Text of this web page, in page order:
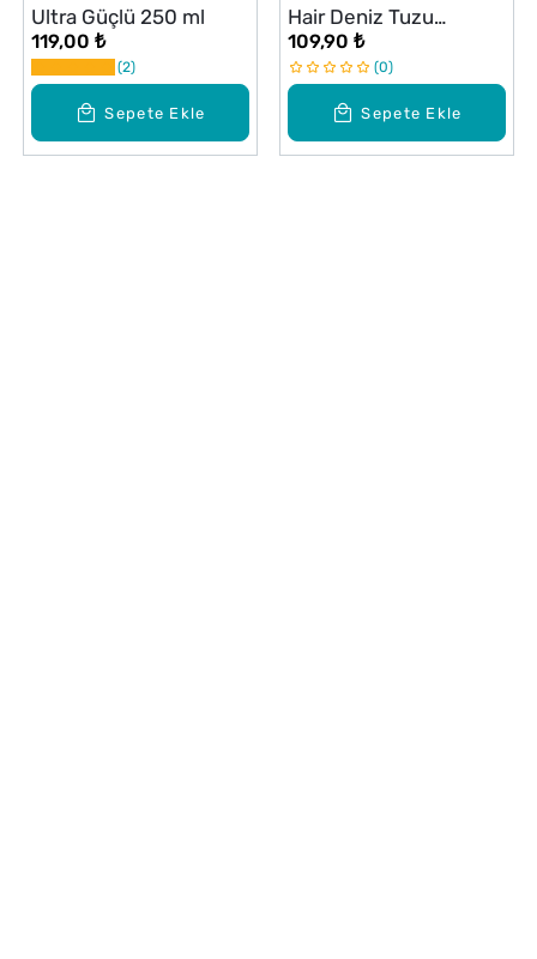
Sepete Ekle
Ultra Güçlü 250 ml
119,00 ₺
2
Sepete Ekle
Hair Deniz Tuzu
Şekillendirici Saç
Spreyi 200 ml
109,90 ₺
0